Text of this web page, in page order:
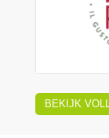
BEKIJK